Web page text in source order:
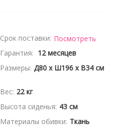
Срок поставки: Посмотреть
Гарантия: 12 месяцев
Размеры: Д80 x Ш196 x В34 см
Вес: 22 кг
Высота сиденья: 43 см
Материалы обивки: Ткань